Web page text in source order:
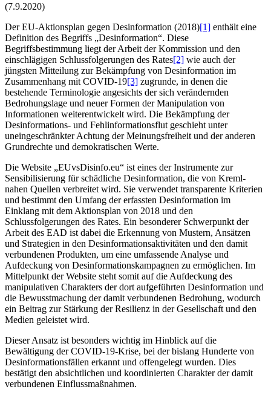
(7.9.2020)
Der EU-Aktionsplan gegen Desinformation (2018)[1] enthält eine
Definition des Begriffs „Desinformation“. Diese
Begriffsbestimmung liegt der Arbeit der Kommission und den
einschlägigen Schlussfolgerungen des Rates[2] wie auch der
jüngsten Mitteilung zur Bekämpfung von Desinformation im
Zusammenhang mit COVID-19[3] zugrunde, in denen die
bestehende Terminologie angesichts der sich verändernden
Bedrohungslage und neuer Formen der Manipulation von
Informationen weiterentwickelt wird. Die Bekämpfung der
Desinformations- und Fehlinformationsflut geschieht unter
uneingeschränkter Achtung der Meinungsfreiheit und der anderen
Grundrechte und demokratischen Werte.
Die Website „EUvsDisinfo.eu“ ist eines der Instrumente zur
Sensibilisierung für schädliche Desinformation, die von Kreml-
nahen Quellen verbreitet wird. Sie verwendet transparente Kriterien
und bestimmt den Umfang der erfassten Desinformation im
Einklang mit dem Aktionsplan von 2018 und den
Schlussfolgerungen des Rates. Ein besonderer Schwerpunkt der
Arbeit des EAD ist dabei die Erkennung von Mustern, Ansätzen
und Strategien in den Desinformationsaktivitäten und den damit
verbundenen Produkten, um eine umfassende Analyse und
Aufdeckung von Desinformationskampagnen zu ermöglichen. Im
Mittelpunkt der Website steht somit auf die Aufdeckung des
manipulativen Charakters der dort aufgeführten Desinformation und
die Bewusstmachung der damit verbundenen Bedrohung, wodurch
ein Beitrag zur Stärkung der Resilienz in der Gesellschaft und den
Medien geleistet wird.
Dieser Ansatz ist besonders wichtig im Hinblick auf die
Bewältigung der COVID-19-Krise, bei der bislang Hunderte von
Desinformationsfällen erkannt und offengelegt wurden. Dies
bestätigt den absichtlichen und koordinierten Charakter der damit
verbundenen Einflussmaßnahmen.